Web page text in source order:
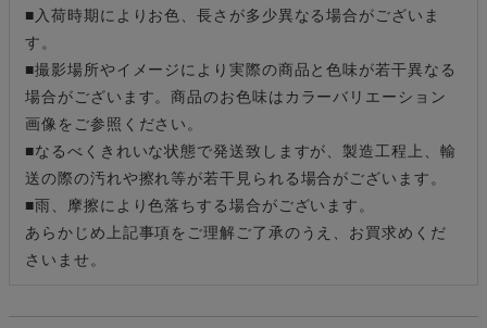
■入荷時期によりお色、長さが多少異なる場合がございま
す。
■撮影場所やイメージにより実際の商品と色味が若干異なる
場合がございます。商品のお色味はカラーバリエーション
画像をご参照ください。
■なるべくきれいな状態で発送致しますが、製造工程上、輸
送の際の汚れや擦れ等が若干見られる場合がございます。
■雨、摩擦により色落ちする場合がございます。
あらかじめ上記事項をご理解ご了承のうえ、お買求めくだ
さいませ。